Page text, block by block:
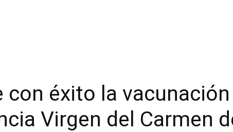
con éxito la vacunación
Virgen del Carmen